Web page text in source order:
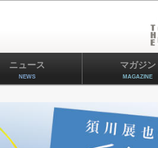
ニュース
NEWS
マガジン
MAGAZINE